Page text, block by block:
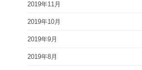
2019年11月
2019年10月
2019年9月
2019年8月